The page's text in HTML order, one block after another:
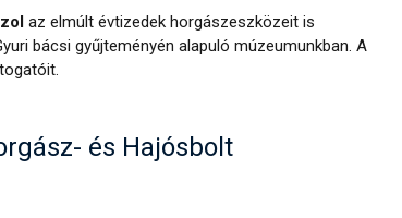
az elmúlt évtizedek horgászeszközeit is
bácsi gyűjteményén alapuló múzeumunkban. A
és Hajósbolt